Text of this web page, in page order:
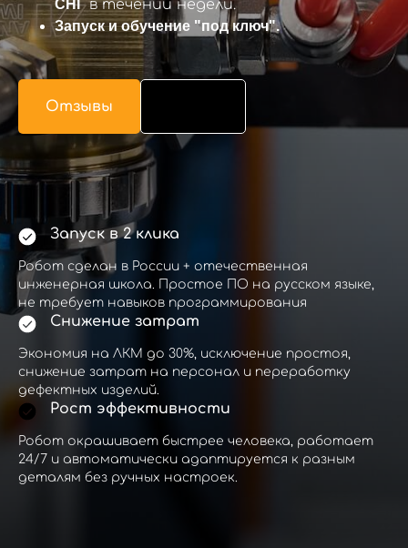
СНГв течении недели.
Запуск и обучение "под ключ".
Отзывы
Запуск в 2 клика
Робот сделан в России + отечественная
инженерная школа. Простое ПО на русском языке,
не требует навыков программирования
Снижение затрат
Экономия на ЛКМ до 30%, исключение простоя,
снижение затрат на персонал и переработку
дефектных изделий.
Рост эффективности
Робот окрашивает быстрее человека, работает
24/7 и автоматически адаптируется к разным
деталям без ручных настроек.